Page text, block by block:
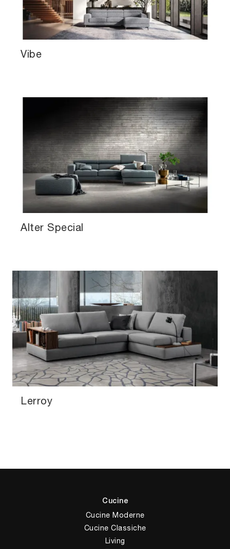
Vibe
Alter Special
Lerroy
Cucine
Cucine Moderne
Cucine Classiche
Living